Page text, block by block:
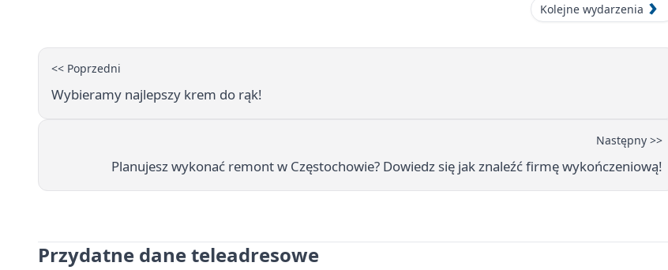
Kolejne wydarzenia
<< Poprzedni
Wybieramy najlepszy krem do rąk!
Następny >>
Planujesz wykonać remont w Częstochowie? Dowiedz się jak znaleźć firmę wykończeniową!
Przydatne dane teleadresowe